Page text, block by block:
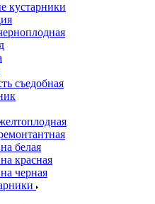
кустарники
съедобная
белая
красная
черная